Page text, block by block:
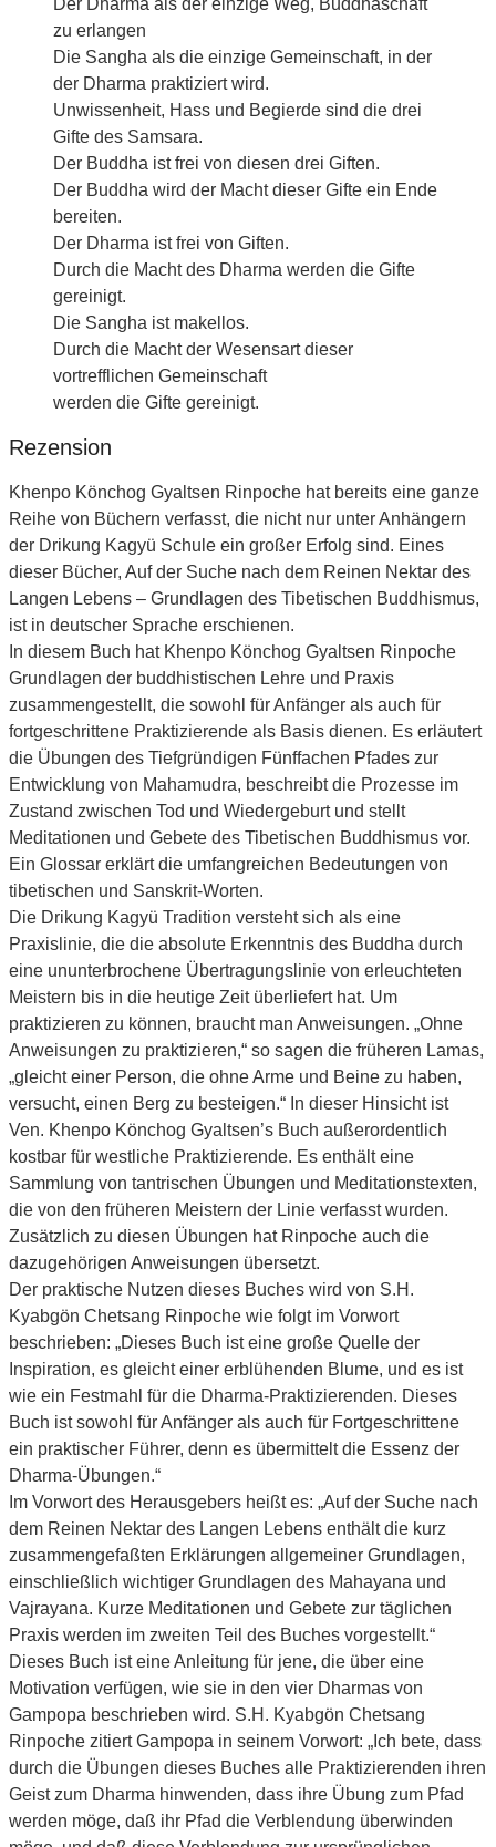
zu erlangen
Die Sangha als die einzige Gemeinschaft, in der
der Dharma praktiziert wird.
Unwissenheit, Hass und Begierde sind die drei
Gifte des Samsara.
Der Buddha ist frei von diesen drei Giften.
Der Buddha wird der Macht dieser Gifte ein Ende
bereiten.
Der Dharma ist frei von Giften.
Durch die Macht des Dharma werden die Gifte
gereinigt.
Die Sangha ist makellos.
Durch die Macht der Wesensart dieser
vortrefflichen Gemeinschaft
werden die Gifte gereinigt.
Rezension
Khenpo Könchog Gyaltsen Rinpoche hat bereits eine ganze
Reihe von Büchern verfasst, die nicht nur unter Anhängern
der Drikung Kagyü Schule ein großer Erfolg sind. Eines
dieser Bücher, Auf der Suche nach dem Reinen Nektar des
Langen Lebens – Grundlagen des Tibetischen Buddhismus,
ist in deutscher Sprache erschienen.
In diesem Buch hat Khenpo Könchog Gyaltsen Rinpoche
Grundlagen der buddhistischen Lehre und Praxis
zusammengestellt, die sowohl für Anfänger als auch für
fortgeschrittene Praktizierende als Basis dienen. Es erläutert
die Übungen des Tiefgründigen Fünffachen Pfades zur
Entwicklung von Mahamudra, beschreibt die Prozesse im
Zustand zwischen Tod und Wiedergeburt und stellt
Meditationen und Gebete des Tibetischen Buddhismus vor.
Ein Glossar erklärt die umfangreichen Bedeutungen von
tibetischen und Sanskrit-Worten.
Die Drikung Kagyü Tradition versteht sich als eine
Praxislinie, die die absolute Erkenntnis des Buddha durch
eine ununterbrochene Übertragungslinie von erleuchteten
Meistern bis in die heutige Zeit überliefert hat. Um
praktizieren zu können, braucht man Anweisungen. „Ohne
Anweisungen zu praktizieren,“ so sagen die früheren Lamas,
„gleicht einer Person, die ohne Arme und Beine zu haben,
versucht, einen Berg zu besteigen.“ In dieser Hinsicht ist
Ven. Khenpo Könchog Gyaltsen’s Buch außerordentlich
kostbar für westliche Praktizierende. Es enthält eine
Sammlung von tantrischen Übungen und Meditations­texten,
die von den früheren Meistern der Linie verfasst wurden.
Zusätzlich zu diesen Übungen hat Rinpoche auch die
dazugehörigen Anweisungen übersetzt.
Der praktische Nutzen dieses Buches wird von S.H.
Kyabgön Chetsang Rinpoche wie folgt im Vorwort
beschrieben: „Dieses Buch ist eine große Quelle der
Inspiration, es gleicht einer erblühenden Blume, und es ist
wie ein Festmahl für die Dharma-Praktizierenden. Dieses
Buch ist sowohl für Anfänger als auch für Fortgeschrittene
ein praktischer Führer, denn es übermittelt die Essenz der
Dharma-Übungen.“
Im Vorwort des Herausgebers heißt es: „Auf der Suche nach
dem Reinen Nektar des Langen Lebens enthält die kurz
zusammengefaßten Erklärungen allgemeiner Grundlagen,
einschließlich wichtiger Grundlagen des Mahayana und
Vajrayana. Kurze Meditationen und Gebete zur täglichen
Praxis werden im zweiten Teil des Buches vorgestellt.“
Dieses Buch ist eine Anleitung für jene, die über eine
Motivation verfügen, wie sie in den vier Dharmas von
Gampopa beschrieben wird. S.H. Kyabgön Chetsang
Rinpoche zitiert Gampopa in seinem Vorwort: „Ich bete, dass
durch die Übungen dieses Buches alle Praktizierenden ihren
Geist zum Dharma hinwenden, dass ihre Übung zum Pfad
werden möge, daß ihr Pfad die Verblendung überwinden